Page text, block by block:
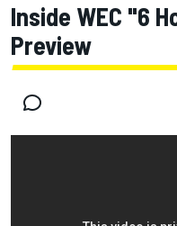
Inside WEC "6
Preview